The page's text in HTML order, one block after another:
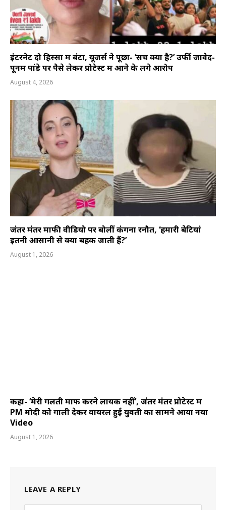
इंटरनेट दो हिस्सों में बंटा, यूजर्स ने पूछा- ‘सच क्या है?’ उर्फी जावेद-
पूनम पांडे पर पैसे लेकर प्रोटेस्ट में आने के लगे आरोप
August 4, 2026
जंतर मंतर माफी वीडियो पर बोलीं कंगना रनौत, ‘हमारी बेटियां
इतनी आसानी से क्यों बहक जाती हैं?’
August 1, 2026
कहा- ‘मेरी गलती माफ करने लायक नहीं’, जंतर मंतर प्रोटेस्ट में
PM मोदी को गाली देकर वायरल हुई युवती का सामने आया नया
Video
August 1, 2026
LEAVE A REPLY